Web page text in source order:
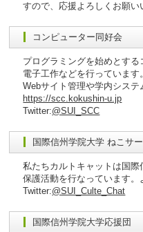
すので、応援よろしくお願い
コンピューター同好会
プログラミングを始めとす
電子工作などを行っていま
Webサイト管理や学内システ
https://scc.kokushin-u.jp
Twitter:@SUI_SCC
国際信州学院大学 ねこサ
私たちカルトキャットは国
保護活動を行なっています。
Twitter:@SUI_Culte_Chat
国際信州学院大学応援団